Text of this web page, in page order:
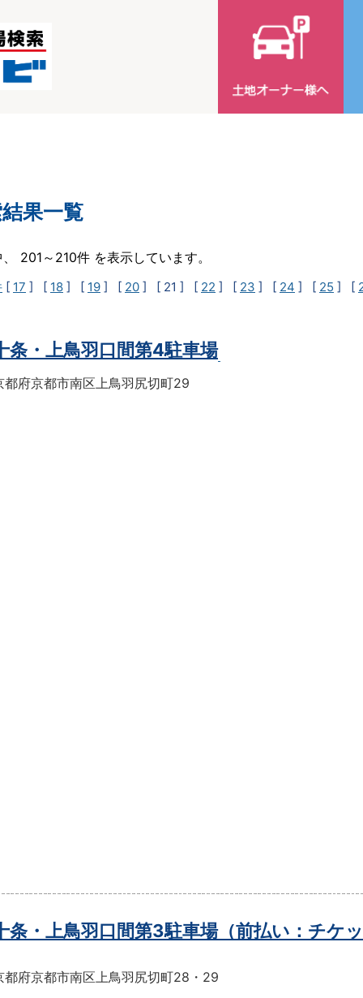
果一覧
201～210件 を表示しています。
[ 17 ] [ 18 ] [ 19 ] [ 20 ] [ 21 ] [ 22 ] [ 23 ] [ 24 ] [ 25 ] [
条・上鳥羽口間第4駐車場
都府京都市南区上鳥羽尻切町29
条・上鳥羽口間第3駐車場（前払い：チケ
都府京都市南区上鳥羽尻切町28・29